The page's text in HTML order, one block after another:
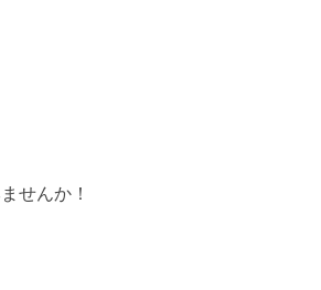
せんか！